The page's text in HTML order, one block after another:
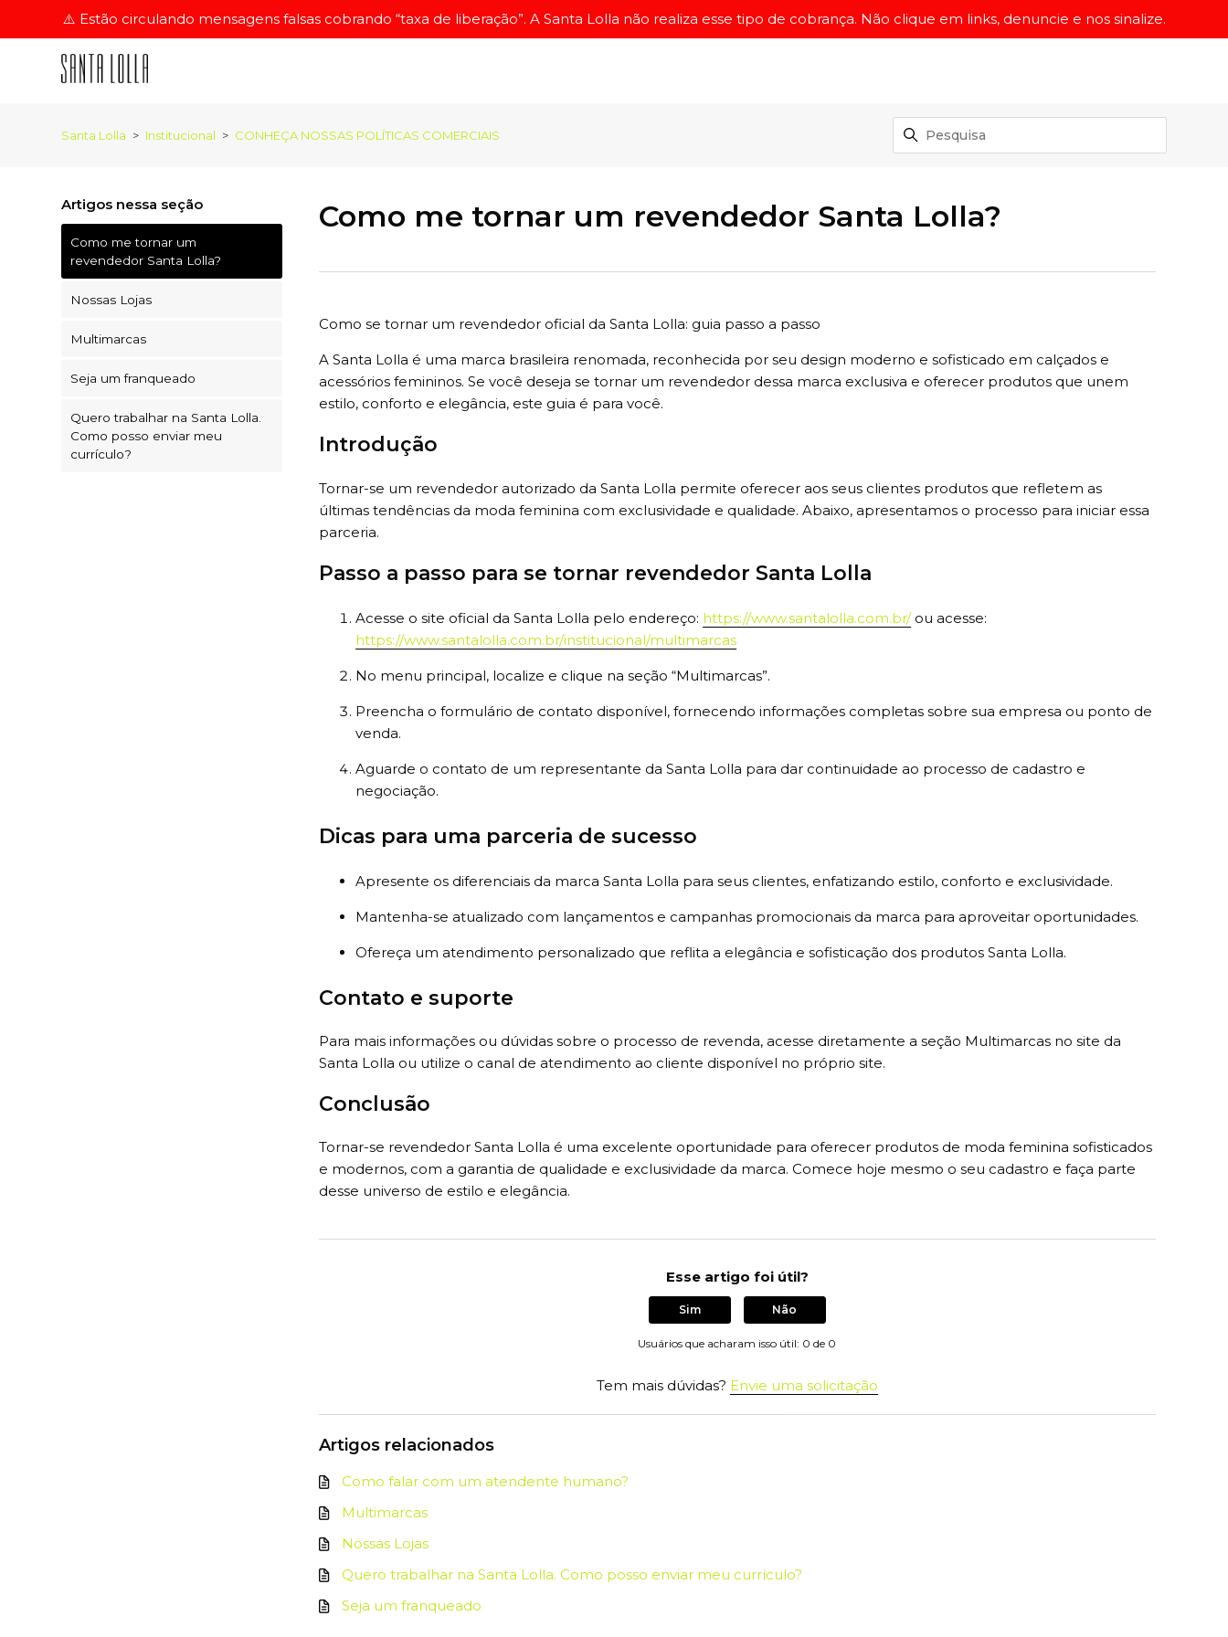
⚠️ Estão circulando mensagens falsas cobrando “taxa de liberação”. A Santa Lolla não realiza esse tipo de cobrança. Não clique em links, denuncie e nos sinalize.
Santa Lolla Institucional CONHEÇA NOSSAS POLÍTICAS COMERCIAIS
Artigos nessa seção
Como me tornar um
revendedor Santa Lolla?
Nossas Lojas
Multimarcas
Seja um franqueado
Quero trabalhar na Santa Lolla.
Como posso enviar meu
currículo?
Como me tornar um revendedor Santa Lolla?
Como se tornar um revendedor oficial da Santa Lolla: guia passo a passo
A Santa Lolla é uma marca brasileira renomada, reconhecida por seu design moderno e sofisticado em calçados e
acessórios femininos. Se você deseja se tornar um revendedor dessa marca exclusiva e oferecer produtos que unem
estilo, conforto e elegância, este guia é para você.
Introdução
Tornar-se um revendedor autorizado da Santa Lolla permite oferecer aos seus clientes produtos que refletem as
últimas tendências da moda feminina com exclusividade e qualidade. Abaixo, apresentamos o processo para iniciar essa
parceria.
Passo a passo para se tornar revendedor Santa Lolla
Acesse o site oficial da Santa Lolla pelo endereço: https://www.santalolla.com.br/ou acesse:
https://www.santalolla.com.br/institucional/multimarcas
No menu principal, localize e clique na seção “Multimarcas”.
Preencha o formulário de contato disponível, fornecendo informações completas sobre sua empresa ou ponto de
venda.
Aguarde o contato de um representante da Santa Lolla para dar continuidade ao processo de cadastro e
negociação.
Dicas para uma parceria de sucesso
Apresente os diferenciais da marca Santa Lolla para seus clientes, enfatizando estilo, conforto e exclusividade.
Mantenha-se atualizado com lançamentos e campanhas promocionais da marca para aproveitar oportunidades.
Ofereça um atendimento personalizado que reflita a elegância e sofisticação dos produtos Santa Lolla.
Contato e suporte
Para mais informações ou dúvidas sobre o processo de revenda, acesse diretamente a seção Multimarcas no site da
Santa Lolla ou utilize o canal de atendimento ao cliente disponível no próprio site.
Conclusão
Tornar-se revendedor Santa Lolla é uma excelente oportunidade para oferecer produtos de moda feminina sofisticados
e modernos, com a garantia de qualidade e exclusividade da marca. Comece hoje mesmo o seu cadastro e faça parte
desse universo de estilo e elegância.
Esse artigo foi útil?
Sim Não
Usuários que acharam isso útil: 0 de 0
Tem mais dúvidas? Envie uma solicitação
Artigos relacionados
Como falar com um atendente humano?
Multimarcas
Nossas Lojas
Quero trabalhar na Santa Lolla. Como posso enviar meu currículo?
Seja um franqueado